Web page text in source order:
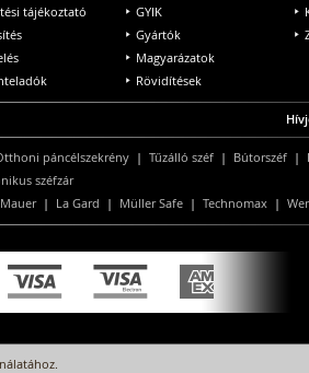
tájékoztató
GYIK
Gyártók
Magyarázatok
Rövidítések
páncélszekrény| Tűzálló széf| Bútorszéf|
széfzár
| La Gard | Müller Safe | Technomax |